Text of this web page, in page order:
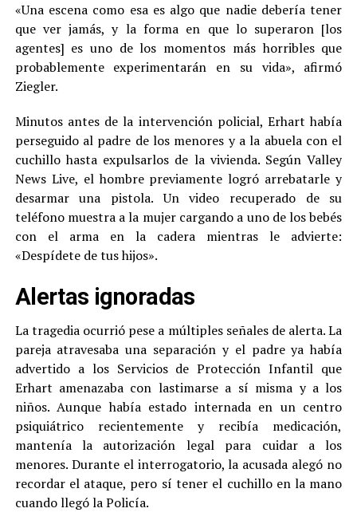
«Una escena como esa es algo que nadie debería tener
que ver jamás, y la forma en que lo superaron [los
agentes] es uno de los momentos más horribles que
probablemente experimentarán en su vida», afirmó
Ziegler.
Minutos antes de la intervención policial, Erhart había
perseguido al padre de los menores y a la abuela con el
cuchillo hasta expulsarlos de la vivienda. Según Valley
News Live, el hombre previamente logró arrebatarle y
desarmar una pistola. Un video recuperado de su
teléfono muestra a la mujer cargando a uno de los bebés
con el arma en la cadera mientras le advierte:
«Despídete de tus hijos».
Alertas ignoradas
La tragedia ocurrió pese a múltiples señales de alerta. La
pareja atravesaba una separación y el padre ya había
advertido a los Servicios de Protección Infantil que
Erhart amenazaba con lastimarse a sí misma y a los
niños. Aunque había estado internada en un centro
psiquiátrico recientemente y recibía medicación,
mantenía la autorización legal para cuidar a los
menores. Durante el interrogatorio, la acusada alegó no
recordar el ataque, pero sí tener el cuchillo en la mano
cuando llegó la Policía.